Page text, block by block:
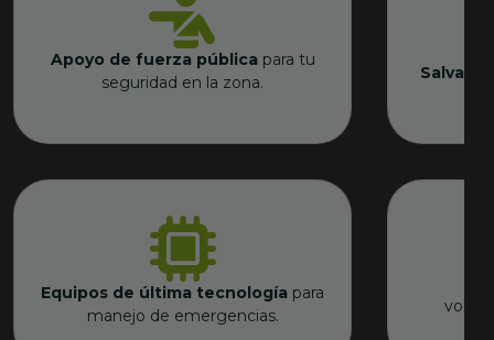
Apoyo de fuerza pública para tu
seguridad en la zona.
Equipos de última tecnología para
manejo de emergencias.